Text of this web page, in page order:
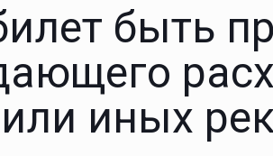
быть
или иных